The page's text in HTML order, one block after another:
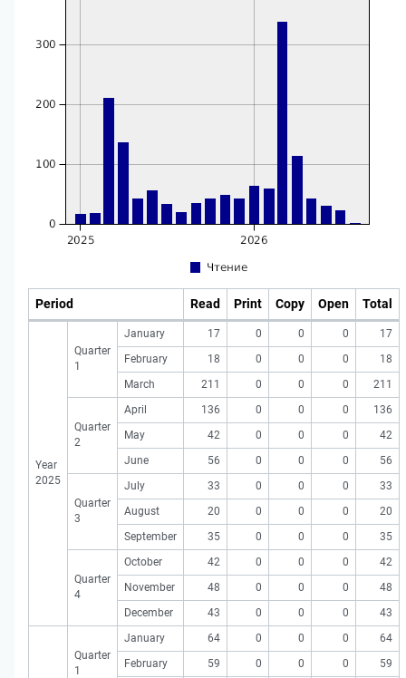
Period Read Print Copy Open Total
Year
2025
Quarter
1
January 17 0 0 0
17
February
18 0 0 0
18
March
211 0 0 0 211
Quarter
2
April 136 0 0 0
136
May
42 0 0 0
42
June
56 0 0 0 56
Quarter
3
July 33 0 0 0
33
August
20 0 0 0
20
September
35 0 0 0 35
Quarter
4
October 42 0 0 0
42
November
48 0 0 0
48
December
43 0 0 0 43
Quarter
1
January 64 0 0 0
64
February
59 0 0 0
59